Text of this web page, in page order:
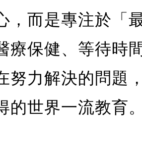
，而是專注於「
療保健、等待時
努力解決的問題
的世界一流教育